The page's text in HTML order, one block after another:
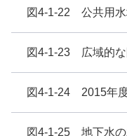
図4-1-22 公共用水
図4-1-23 広域的な
図4-1-24 2015年
図4-1-25 地下水の